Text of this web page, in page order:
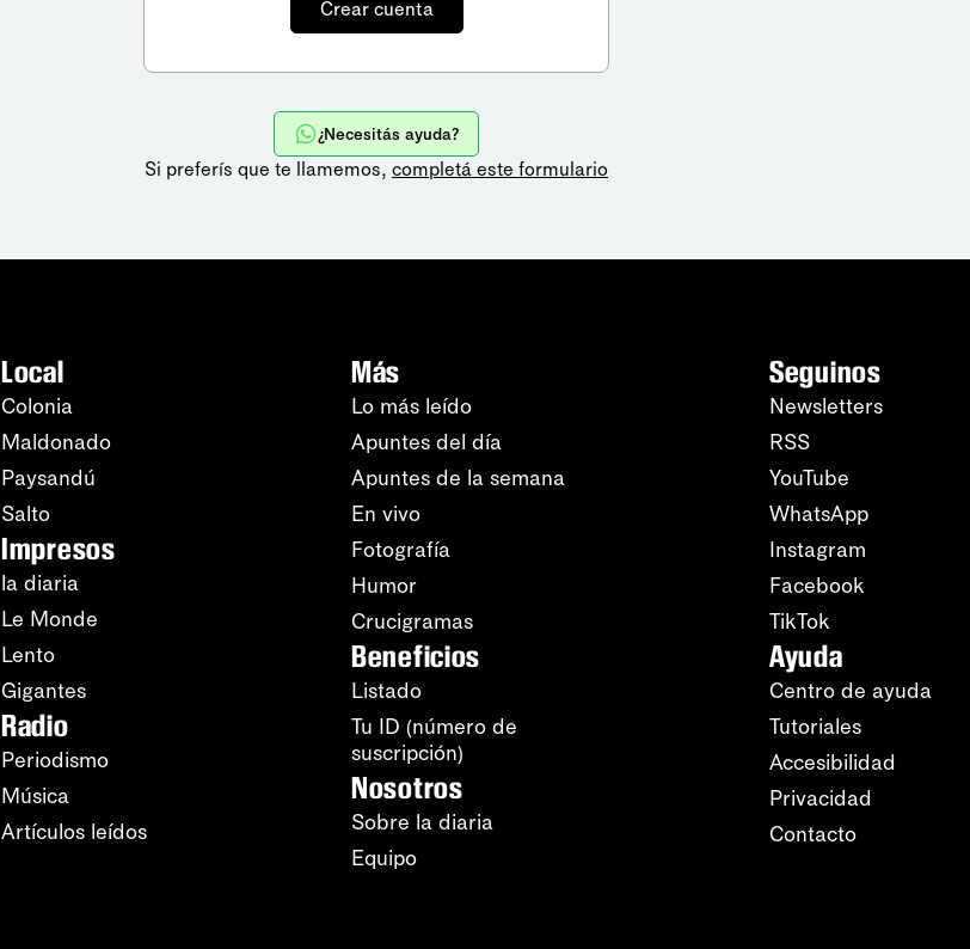
¿Necesitás ayuda?
Si preferís que te llamemos, completá este formulario
Local
Colonia
Maldonado
Paysandú
Salto
Impresos
la diaria
Le Monde
Lento
Gigantes
Radio
Periodismo
Música
Artículos leídos
Más
Lo más leído
Apuntes del día
Apuntes de la semana
En vivo
Fotografía
Humor
Crucigramas
Beneficios
Listado
Tu ID (número de
suscripción)
Nosotros
Sobre la diaria
Equipo
Seguinos
Newsletters
RSS
YouTube
WhatsApp
Instagram
Facebook
TikTok
Ayuda
Centro de ayuda
Tutoriales
Accesibilidad
Privacidad
Contacto